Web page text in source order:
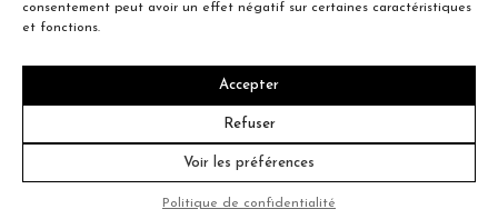
consentement peut avoir un effet négatif sur certaines caractéristiques
et fonctions.
Accepter
Refuser
Voir les préférences
Politique de confidentialité
Entreprise familiale du Québec depuis plus de 40 ans.
© 2026 Turcot Olivier
Crédit